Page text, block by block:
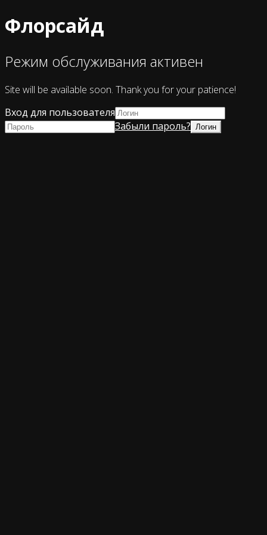
Флорсайд
Режим обслуживания активен
Site will be available soon. Thank you for your patience!
Вход для пользователя
Забыли пароль?